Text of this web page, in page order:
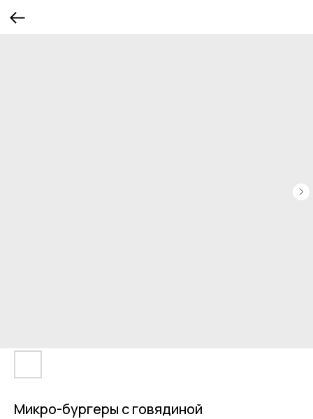
Микро-бургеры с говядиной